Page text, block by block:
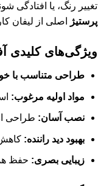
تغییر رنگ، یا افتادگی
پرستیژ
اصلی از لیفان
ویژگی‌های کلیدی
طراحی متناسب با
مواد اولیه مرغوب:
نصب آسان: طراحی
بهبود دید راننده:
زیبایی بصری: حفظ